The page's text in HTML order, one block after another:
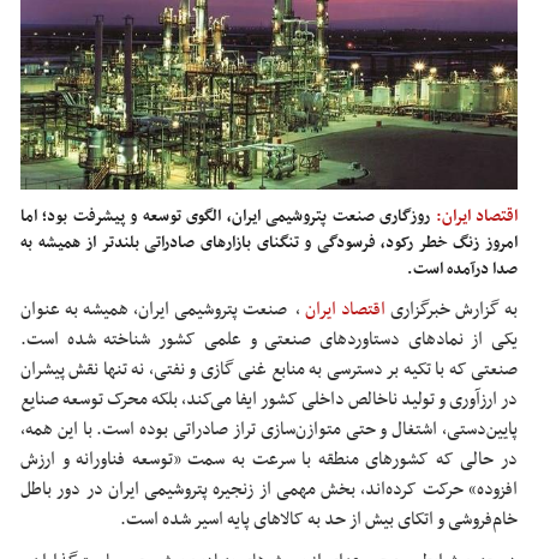
اقتصاد ایران: روزگاری صنعت پتروشیمی ایران، الگوی توسعه و پیشرفت بود؛ اما
امروز زنگ خطر رکود، فرسودگی و تنگنای بازارهای صادراتی بلندتر از همیشه به
صدا درآمده است.
به گزارش خبرگزاریاقتصاد ایران، صنعت پتروشیمی ایران، همیشه به عنوان
یکی از نمادهای دستاوردهای صنعتی و علمی کشور شناخته شده است.
صنعتی که با تکیه بر دسترسی به منابع غنی گازی و نفتی، نه تنها نقش پیشران
در ارزآوری و تولید ناخالص داخلی کشور ایفا می‌کند، بلکه محرک توسعه صنایع
پایین‌دستی، اشتغال و حتی متوازن‌سازی تراز صادراتی بوده است. با این همه،
در حالی که کشورهای منطقه با سرعت به سمت «توسعه فناورانهو ارزش
افزوده» حرکت کرده‌اند، بخش مهمی از زنجیره پتروشیمی ایران در دور باطل
خام‌فروشی و اتکای بیش از حد به کالاهای پایه اسیر شده است.